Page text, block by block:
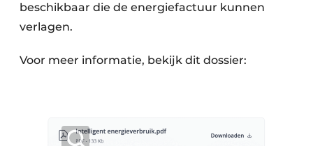
beschikbaar die de energiefactuur kunnen
verlagen.
Voor meer informatie, bekijk dit dossier: